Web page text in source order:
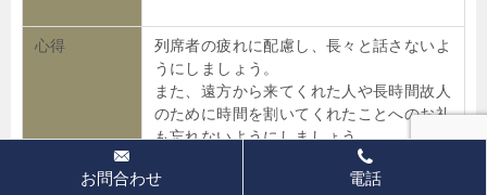
心得
列席者の疲れに配慮し、長々と話さないよ
うにしましょう。
また、遠方から来てくれた人や長時間故人
のために時間を割いてくれたことへのお礼
も忘れないようにしましょう。
気をつけるこ
時間が来たのでお開き、ではなく「これ以
お問合わせ 電話